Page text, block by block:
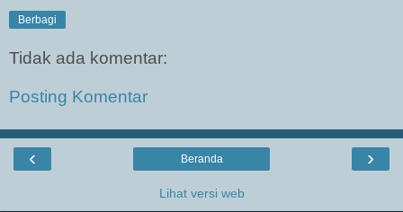
Berbagi
Tidak ada komentar:
Posting Komentar
‹ ›
Beranda
Lihat versi web